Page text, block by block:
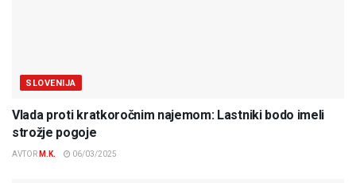
SLOVENIJA
Vlada proti kratkoročnim najemom: Lastniki bodo imeli
strožje pogoje
AVTOR M.K. 06/03/2025